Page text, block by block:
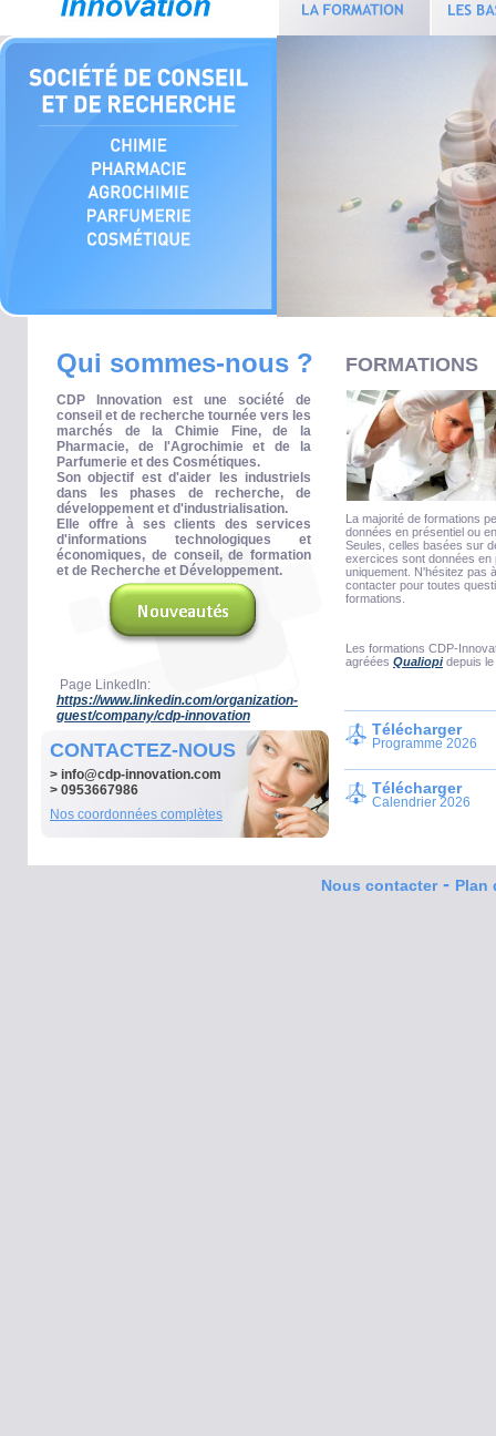
Qui sommes-nous ?
CDP Innovation est une société de
conseil et de recherche tournée vers les
marchés de la Chimie Fine, de la
Pharmacie, de l'Agrochimie et de la
Parfumerie et des Cosmétiques.
Son objectif est d'aider les industriels
dans les phases de recherche, de
développement et d'industrialisation.
Elle offre à ses clients des services
d'informations technologiques et
économiques, de conseil, de formation
et de Recherche et Développement.
Page LinkedIn:
https://www.linkedin.com/organization-
guest/company/cdp-innovation
CONTACTEZ-NOUS
> info@cdp-innovation.com
> 0953667986
Nos coordonnées complètes
FORMATIONS
La majorité de formations
données en présentiel ou
Seules, celles basées sur
exercices sont données en
uniquement. N'hésitez pas
contacter pour toutes
formations.
Les formations CDP-
agréées Qualiopi depuis
Télécharger
Programme 2026
Télécharger
Calendrier 2026
Nous contacter- Plan